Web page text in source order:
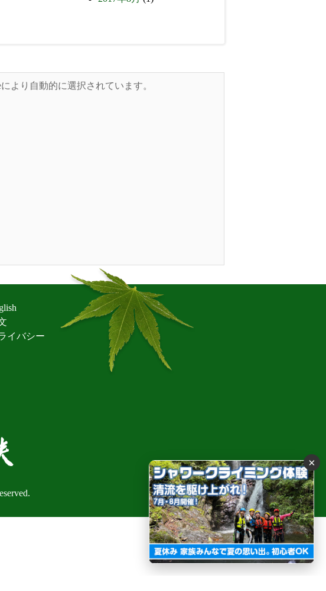
より自動的に選択されています。
イバシー
×